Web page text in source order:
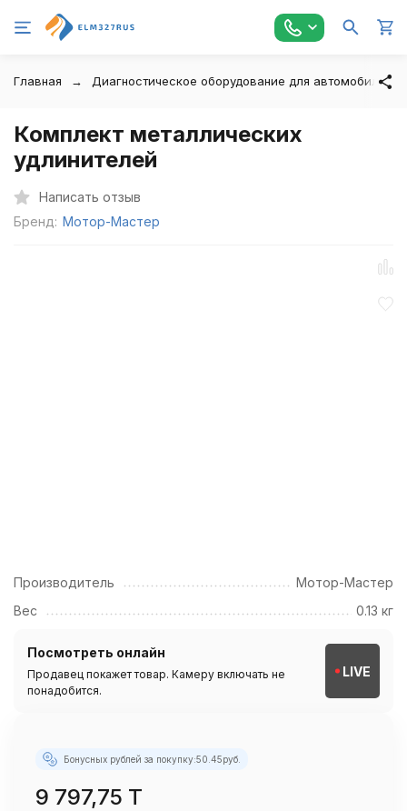
Главная Диагностическое оборудование для автомобилей
Комплект металлических
удлинителей
Написать отзыв
Бренд: Мотор-Мастер
Производитель
Мотор-Мастер
Вес
0.13 кг
Посмотреть онлайн
Продавец покажет товар. Камеру включать не
понадобится.
LIVE
Бонусных рублей за покупку:50.45руб.
9 797,75 T